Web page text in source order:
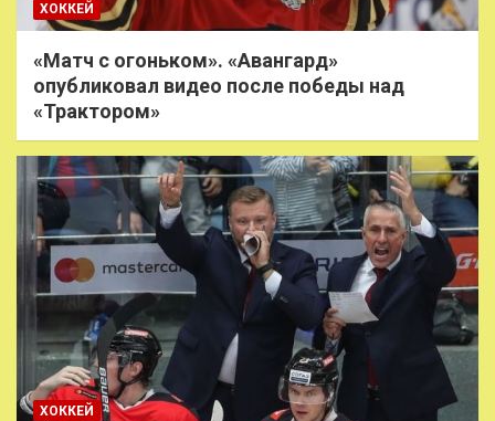
ХОККЕЙ
«Матч с огоньком». «Авангард»
опубликовал видео после победы над
«Трактором»
ХОККЕЙ